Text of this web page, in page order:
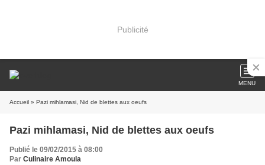
Publicité
MENU
Accueil » Pazi mihlamasi, Nid de blettes aux oeufs
Pazi mihlamasi, Nid de blettes aux oeufs
Publié le 09/02/2015 à 08:00
Par Culinaire Amoula